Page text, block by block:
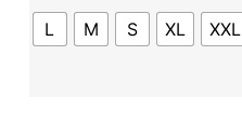
L M S XL XXL